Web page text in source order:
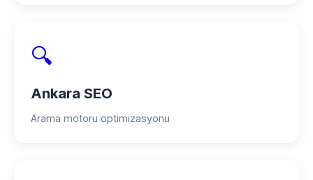
🔍
Ankara SEO
Arama motoru optimizasyonu